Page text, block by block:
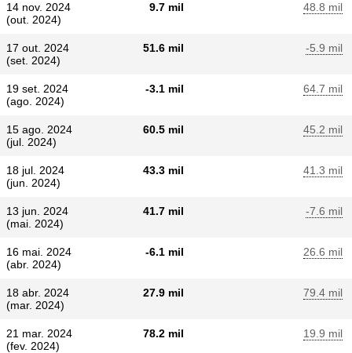
14 nov. 2024
(out. 2024)
9.7 mil 48.8 mil
17 out. 2024
(set. 2024)
51.6 mil -5.9 mil
19 set. 2024
(ago. 2024)
-3.1 mil 64.7 mil
15 ago. 2024
(jul. 2024)
60.5 mil 45.2 mil
18 jul. 2024
(jun. 2024)
43.3 mil 41.3 mil
13 jun. 2024
(mai. 2024)
41.7 mil -7.6 mil
16 mai. 2024
(abr. 2024)
-6.1 mil 26.6 mil
18 abr. 2024
(mar. 2024)
27.9 mil 79.4 mil
21 mar. 2024
(fev. 2024)
78.2 mil 19.9 mil